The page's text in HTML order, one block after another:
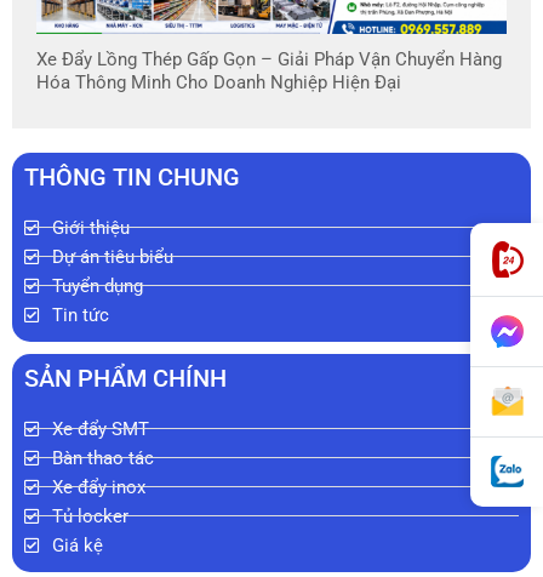
Xe Đẩy Lồng Thép Gấp Gọn – Giải Pháp Vận Chuyển Hàng
Hóa Thông Minh Cho Doanh Nghiệp Hiện Đại
THÔNG TIN CHUNG
Giới thiệu
Dự án tiêu biểu
Tuyển dụng
Tin tức
SẢN PHẨM CHÍNH
Xe đẩy SMT
Bàn thao tác
Xe đẩy inox
Tủ locker
Giá kệ